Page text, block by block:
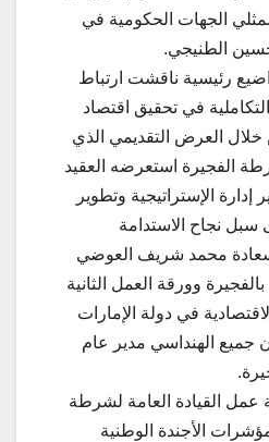
الجهات الحكومية في
حسين الطنيجي.
رئيسية ناقشت ارتباط
التكاملية في تحقيق اقتصاد
خلال العرض التقديمي الذي
الفجيرة استعرضه العقيد
إدارة الإستراتيجية وتطوير
سبل نجاح الاستدامة
سعادة محمد شريف العوضي
وورقة العمل الثانية
في دولة الإمارات
جميع الهنداسي مدير عام
القيادة العامة لشرطة
الأجندة الوطنية